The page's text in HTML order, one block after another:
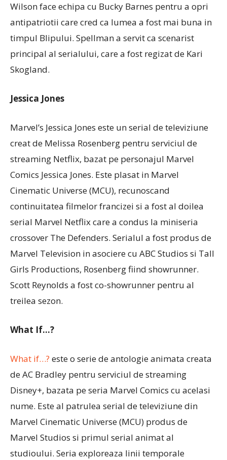
Wilson face echipa cu Bucky Barnes pentru a opri
antipatriotii care cred ca lumea a fost mai buna in
timpul Blipului. Spellman a servit ca scenarist
principal al serialului, care a fost regizat de Kari
Skogland.
Jessica Jones
Marvel’s Jessica Jones este un serial de televiziune
creat de Melissa Rosenberg pentru serviciul de
streaming Netflix, bazat pe personajul Marvel
Comics Jessica Jones. Este plasat in Marvel
Cinematic Universe (MCU), recunoscand
continuitatea filmelor francizei si a fost al doilea
serial Marvel Netflix care a condus la miniseria
crossover The Defenders. Serialul a fost produs de
Marvel Television in asociere cu ABC Studios si Tall
Girls Productions, Rosenberg fiind showrunner.
Scott Reynolds a fost co-showrunner pentru al
treilea sezon.
What If…?
What if…? este o serie de antologie animata creata
de AC Bradley pentru serviciul de streaming
Disney+, bazata pe seria Marvel Comics cu acelasi
nume. Este al patrulea serial de televiziune din
Marvel Cinematic Universe (MCU) produs de
Marvel Studios si primul serial animat al
studioului. Seria exploreaza linii temporale